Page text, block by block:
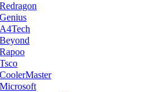
کیبورد Redragon
کیبورد Genius
کیبورد A4Tech
کیبورد Beyond
کیبورد Rapoo
کیبورد Tsco
کیبورد CoolerMaster
کیبورد Microsoft